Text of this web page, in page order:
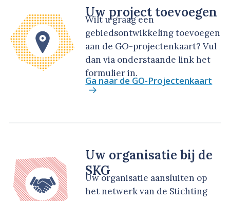
Uw project toevoegen
Wilt u graag een
gebiedsontwikkeling toevoegen
aan de GO-projectenkaart? Vul
dan via onderstaande link het
formulier in.
Ga naar de GO-Projectenkaart
Uw organisatie bij de
SKG
Uw organisatie aansluiten op
het netwerk van de Stichting